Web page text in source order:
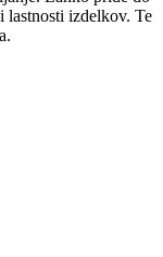
lastnosti izdelkov. Te